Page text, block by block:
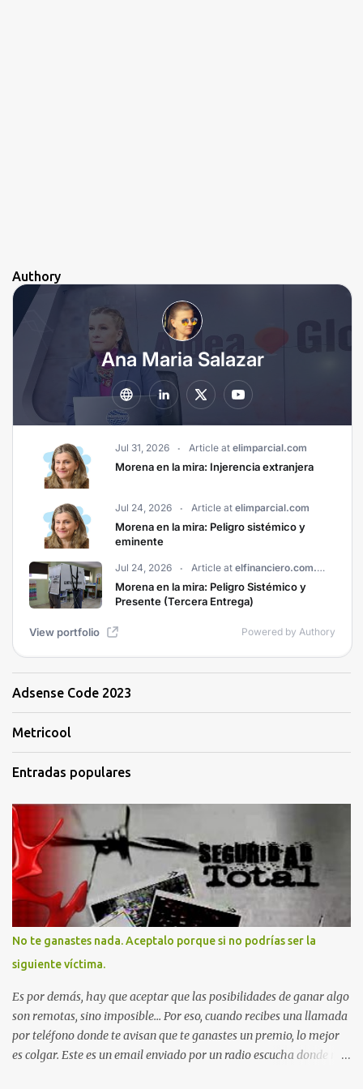
Authory
Adsense Code 2023
Metricool
Entradas populares
No te ganastes nada. Aceptalo porque si no podrías ser la
siguiente víctima.
Es por demás, hay que aceptar que las posibilidades de ganar algo
son remotas, sino imposible... Por eso, cuando recibes una llamada
por teléfono donde te avisan que te ganastes un premio, lo mejor
es colgar. Este es un email enviado por un radio escucha donde nos